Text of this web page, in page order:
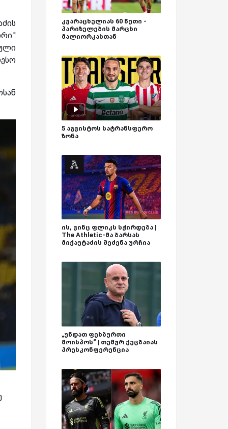
კვარაცხელიას 60 წუთი -
პარიზელების მარცხი
მალიორკასთან
5 აგვისტოს სატრანსფერო
ზონა
ის, ვინც ფლიკს სჭირდება |
The Athletic-მა ბარსას
მიქაუტაძის შეძენა ურჩია
„უნდათ ფეხბურთი
მოისპოს“ | თემურ ქეცბაიას
პრესკონფერენცია